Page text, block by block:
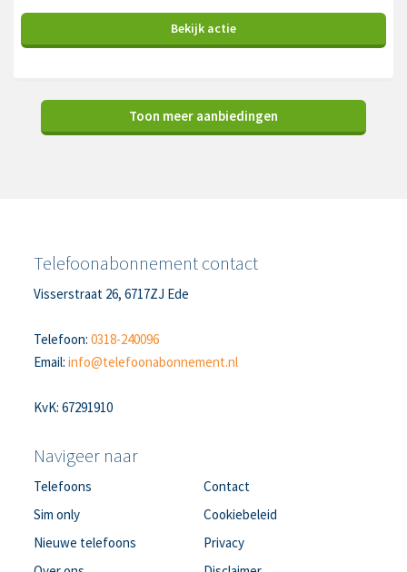
Bekijk actie
Toon meer aanbiedingen
Telefoonabonnement contact
Visserstraat 26, 6717ZJ Ede
Telefoon:0318-240096
Email:info@telefoonabonnement.nl
KvK: 67291910
Navigeer naar
Telefoons
Sim only
Nieuwe telefoons
Contact
Cookiebeleid
Privacy